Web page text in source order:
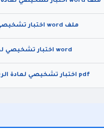
ملف word اختبار تشخيصي لمادة الرياضيات للصف الرابع 2025
word اختبار تشخيصي لمادة الرياضيات للصف الثامن 2025
pdf اختبار تشخيصي لمادة الرياضيات للصف الثامن الفصل الاول 2024